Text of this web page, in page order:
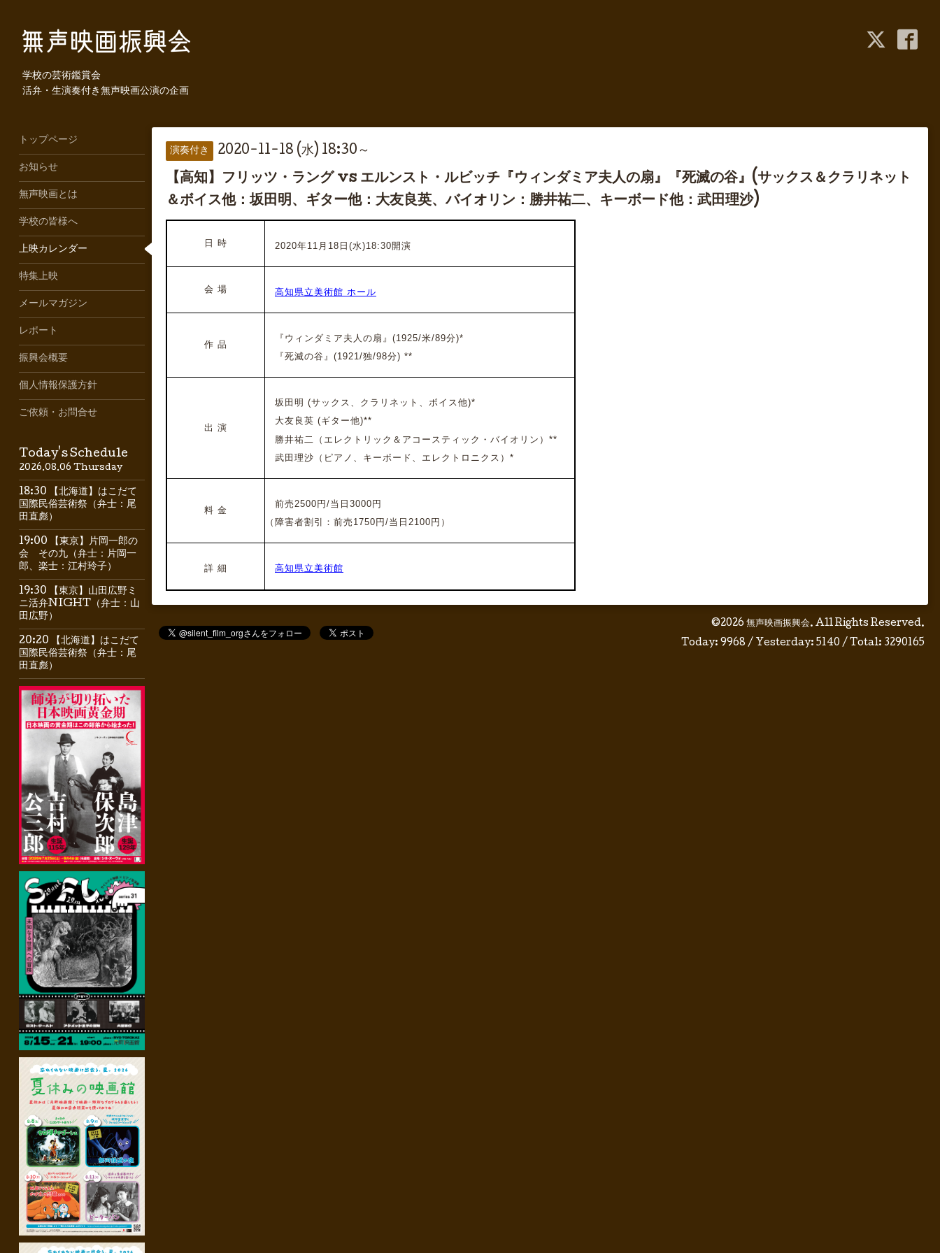
学校の芸術鑑賞会
活弁・生演奏付き無声映画公演の企画
演奏付き 2020-11-18 (水) 18:30～
【高知】フリッツ・ラング vs エルンスト・ルビッチ『ウィンダミア夫人の扇』『死滅の谷』(サックス＆クラリネット
＆ボイス他：坂田明、ギター他：大友良英、バイオリン：勝井祐二、キーボード他：武田理沙)
日 時 2020年11月18日(水)18:30開演
会 場 高知県立美術館 ホール
作 品
『ウィンダミア夫人の扇』(1925/米/89分)*
『死滅の谷』(1921/独/98分) **
出 演
坂田明 (サックス、クラリネット、ボイス他)*
大友良英 (ギター他)**
勝井祐二（エレクトリック＆アコースティック・バイオリン） **
武田理沙（ピアノ、キーボード、エレクトロニクス） *
料 金
前売2500円/当日3000円
（障害者割引：前売1750円/当日2100円）
詳 細 高知県立美術館
©2026 無声映画振興会. All Rights Reserved.
Today: 9968 / Yesterday: 5140 / Total: 3290165
トップページ
お知らせ
無声映画とは
学校の皆様へ
上映カレンダー
特集上映
メールマガジン
レポート
振興会概要
個人情報保護方針
ご依頼・お問合せ
Today's Schedule
2026.08.06 Thursday
18:30 【北海道】はこだて
国際民俗芸術祭（弁士：尾
田直彪）
19:00 【東京】片岡一郎の
会 その九（弁士：片岡一
郎、楽士：江村玲子）
19:30 【東京】山田広野ミ
ニ活弁NIGHT（弁士：山
田広野）
20:20 【北海道】はこだて
国際民俗芸術祭（弁士：尾
田直彪）